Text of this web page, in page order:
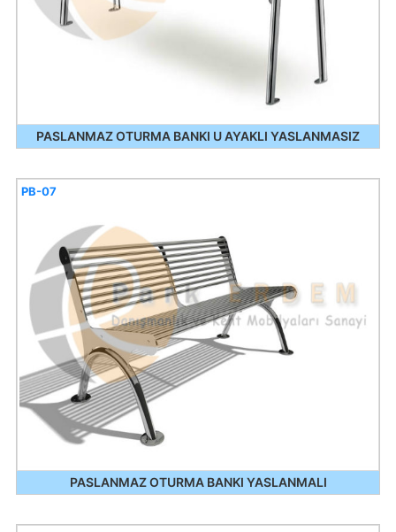
PASLANMAZ OTURMA BANKI U AYAKLI YASLANMASIZ
PASLANMAZ OTURMA BANKI YASLANMALI
PB-07